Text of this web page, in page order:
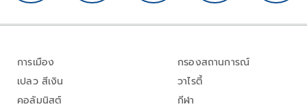
การเมือง
เปลว สีเงิน
คอลัมนิสต์
กรองสถานการณ์
วาไรตี้
กีฬา